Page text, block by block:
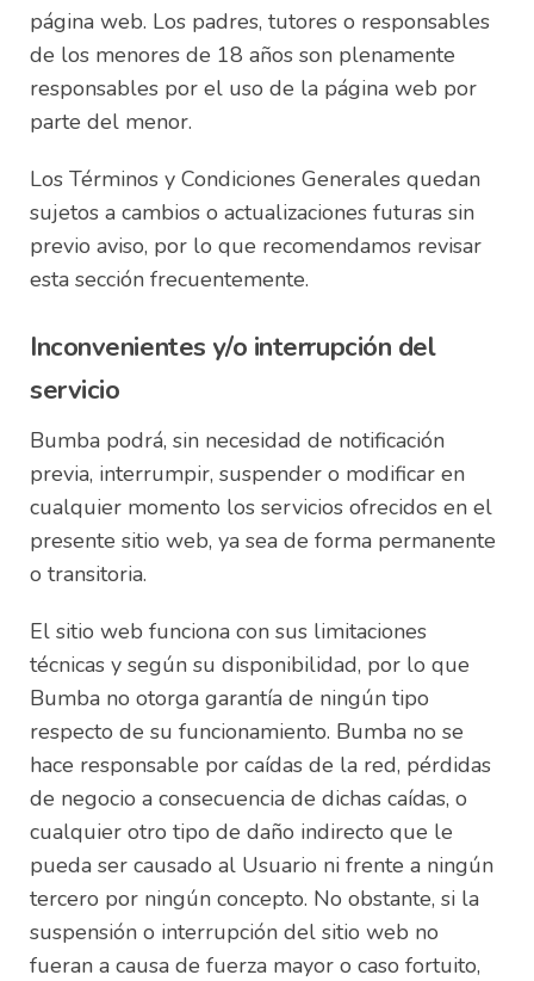
página web. Los padres, tutores o responsables
de los menores de 18 años son plenamente
responsables por el uso de la página web por
parte del menor.
Los Términos y Condiciones Generales quedan
sujetos a cambios o actualizaciones futuras sin
previo aviso, por lo que recomendamos revisar
esta sección frecuentemente.
Inconvenientes y/o interrupción del
servicio
Bumba podrá, sin necesidad de notificación
previa, interrumpir, suspender o modificar en
cualquier momento los servicios ofrecidos en el
presente sitio web, ya sea de forma permanente
o transitoria.
El sitio web funciona con sus limitaciones
técnicas y según su disponibilidad, por lo que
Bumba no otorga garantía de ningún tipo
respecto de su funcionamiento. Bumba no se
hace responsable por caídas de la red, pérdidas
de negocio a consecuencia de dichas caídas, o
cualquier otro tipo de daño indirecto que le
pueda ser causado al Usuario ni frente a ningún
tercero por ningún concepto. No obstante, si la
suspensión o interrupción del sitio web no
fueran a causa de fuerza mayor o caso fortuito,